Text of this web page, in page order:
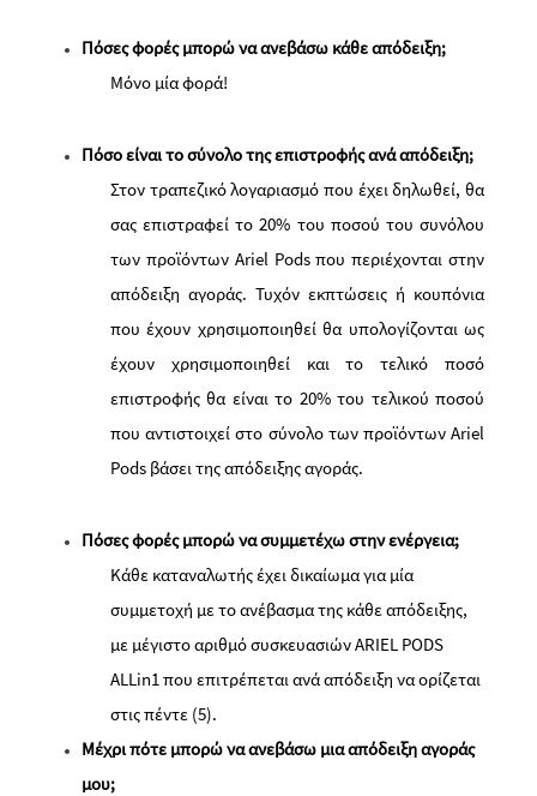
Πόσες φορές μπορώ να ανεβάσω κάθε απόδειξη;
Μόνο μία φορά!
Πόσο είναι το σύνολο της επιστροφής ανά απόδειξη;
Στον τραπεζικό λογαριασμό που έχει δηλωθεί, θα
σας επιστραφεί το 20% του ποσού του συνόλου
των προϊόντων Ariel Podsπου περιέχονται στην
απόδειξη αγοράς. Τυχόν εκπτώσεις ή κουπόνια
που έχουν χρησιμοποιηθεί θα υπολογίζονται ως
έχουν χρησιμοποιηθεί και το τελικό ποσό
επιστροφής θα είναι το 20% του τελικού ποσού
που αντιστοιχεί στο σύνολο των προϊόντων Ariel
Pods βάσει της απόδειξης αγοράς.
Πόσες φορές μπορώ να συμμετέχω στην ενέργεια;
Κάθε καταναλωτής έχει δικαίωμα για μία
συμμετοχή με το ανέβασμα της κάθε απόδειξης,
με μέγιστο αριθμό συσκευασιών ARIEL PODS
ALLin1 που επιτρέπεται ανά απόδειξη να ορίζεται
στις πέντε (5).
Μέχρι πότε μπορώ να ανεβάσω μια απόδειξη αγοράς
μου;